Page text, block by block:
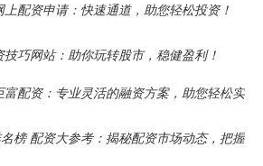
配资申请：快速通道，助您轻松投资！
巧网站：助你玩转股市，稳健盈利！
富配资：专业灵活的融资方案，助您轻松实
榜 配资大参考：揭秘配资市场动态，把握